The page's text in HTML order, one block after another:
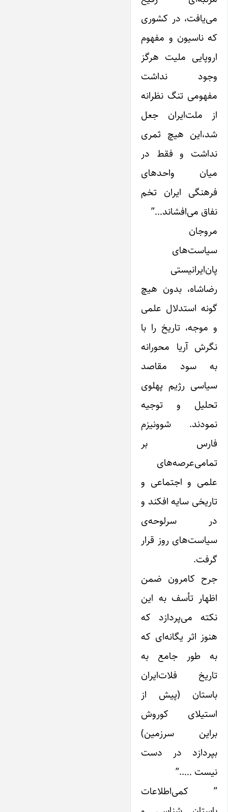
می‌یافت، در کشوری
که ناسیون و مفهوم
اروپایی ملیت هرگز
وجود نداشت
مفهومی‌ تنگ نظرانه
از ملت‌ایران جعل
شد،‌این هیچ ثمری
نداشت و فقط در
میان واحد‌های
فرهنگی ‌ایران تخم
نفاق می‌افشاند…”
مروجان
سیاست‌های
پان‌ایرانیستی
رضاشاه، بدون هیچ
گونه استدلال علمی
‌و موجه، تاریخ را با
نگرش آریا محورانه
به سود مقاصد
سیاسی رژیم پهلوی
تحلیل و توجیه
نمودند. شوونیزم
فارس بر
تمامی‌عرصه‌های
علمی ‌و اجتماعی و
تاریخی سایه افکند و
در سرلوحه‌ی
سیاست‌های روز قرار
گرفت.
جرح کامرون ضمن
اظهار تأسف به ‌این
نکته می‌پردازد که
هنوز اثر ‌یگانه‌ای که
به طور جامع به
تاریخ فلات‌ایران
باستان (پیش از
استیلای کوروش
بر‌این سرزمین)
بپردازد در دست
نیست …..”
” کمی‌اطلاعات